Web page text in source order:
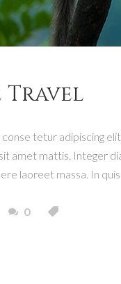
Travel
tetur adipiscing
amet mattis. Integer
laoreet massa. In
0